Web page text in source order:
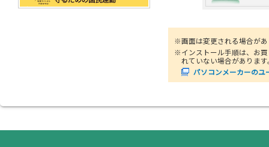
※画面は変更される場合があ
※インストール手順は、お
れていない場合がありま
パソコンメーカーのユ